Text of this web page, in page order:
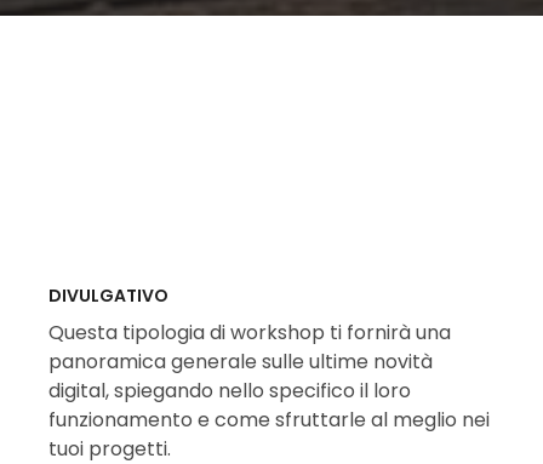
DIVULGATIVO
Questa tipologia di workshop ti fornirà una
panoramica generale sulle ultime novità
digital, spiegando nello specifico il loro
funzionamento e come sfruttarle al meglio nei
tuoi progetti.